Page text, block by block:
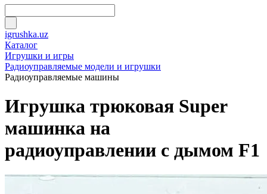
igrushka.uz
Каталог
Игрушки и игры
Радиоуправляемые модели и игрушки
Радиоуправляемые машины
Игрушка трюковая Super
машинка на
радиоуправлении с дымом F1